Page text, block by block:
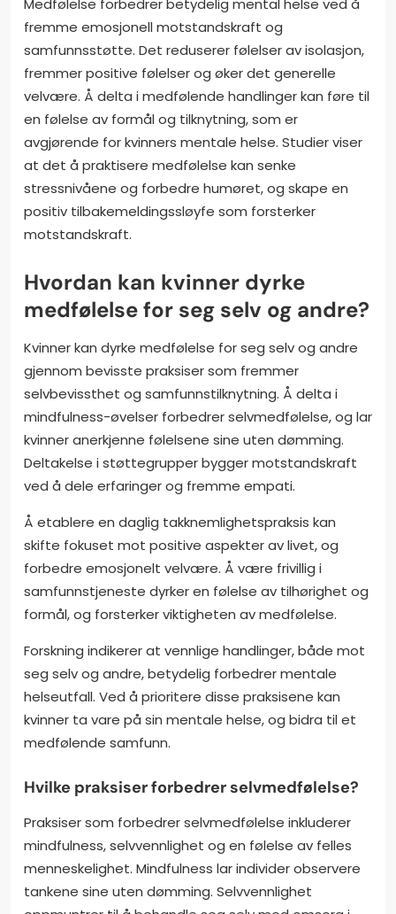
Medfølelse forbedrer betydelig mental helse ved å
fremme emosjonell motstandskraft og
samfunnsstøtte. Det reduserer følelser av isolasjon,
fremmer positive følelser og øker det generelle
velvære. Å delta i medfølende handlinger kan føre til
en følelse av formål og tilknytning, som er
avgjørende for kvinners mentale helse. Studier viser
at det å praktisere medfølelse kan senke
stressnivåene og forbedre humøret, og skape en
positiv tilbakemeldingssløyfe som forsterker
motstandskraft.
Hvordan kan kvinner dyrke
medfølelse for seg selv og andre?
Kvinner kan dyrke medfølelse for seg selv og andre
gjennom bevisste praksiser som fremmer
selvbevissthet og samfunnstilknytning. Å delta i
mindfulness-øvelser forbedrer selvmedfølelse, og lar
kvinner anerkjenne følelsene sine uten dømming.
Deltakelse i støttegrupper bygger motstandskraft
ved å dele erfaringer og fremme empati.
Å etablere en daglig takknemlighetspraksis kan
skifte fokuset mot positive aspekter av livet, og
forbedre emosjonelt velvære. Å være frivillig i
samfunnstjeneste dyrker en følelse av tilhørighet og
formål, og forsterker viktigheten av medfølelse.
Forskning indikerer at vennlige handlinger, både mot
seg selv og andre, betydelig forbedrer mentale
helseutfall. Ved å prioritere disse praksisene kan
kvinner ta vare på sin mentale helse, og bidra til et
medfølende samfunn.
Hvilke praksiser forbedrer selvmedfølelse?
Praksiser som forbedrer selvmedfølelse inkluderer
mindfulness, selvvennlighet og en følelse av felles
menneskelighet. Mindfulness lar individer observere
tankene sine uten dømming. Selvvennlighet